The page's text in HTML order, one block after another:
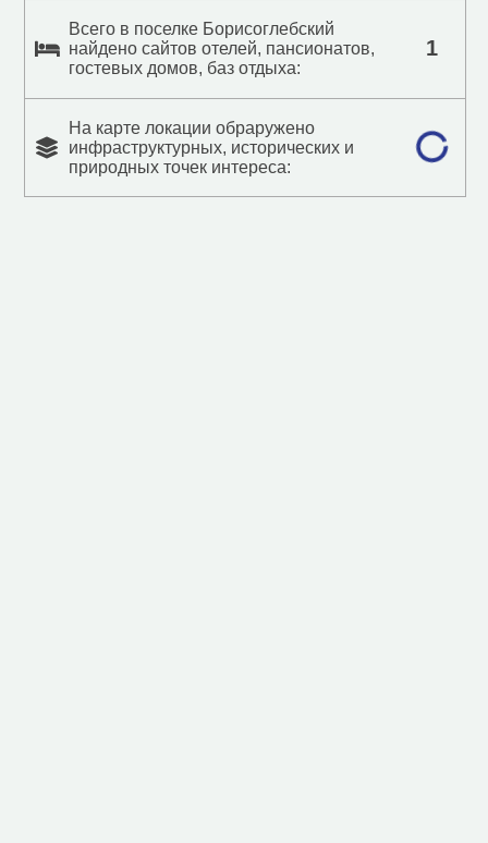
Всего в поселке Борисоглебский
найдено сайтов отелей, пансионатов,
гостевых домов, баз отдыха:
1
На карте локации обраружено
инфраструктурных, исторических и
природных точек интереса: